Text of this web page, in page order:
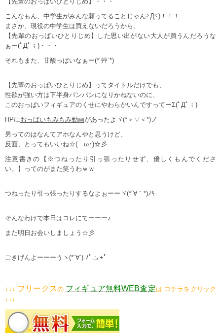
こんなもん、中学生がみんな願ってることじゃん≧Д≦)！！！
まさか、現役の中学生は買えないだろうから、
【先輩のおっぱいひとりじめ】した思い出がない大人が買うんだろうな
ぁー(ﾟДﾟ；)・・・
それもまた、甘酸っぱいなぁー(*´艸`*)
【先輩のおっぱいひとりじめ】ってタイトルだけでも、
性欲が強い方は下半身パンパンになりかねないのに、
このおっぱいフィギュアのくせにやわらかいんですってーΣ(ﾟДﾟ；)
HPに おっぱいもみもみ動画があったよヾ(*＞▽＜*)ノ
男ってのはなんてアホなんやと思うけど、
反面、とってもいいね☆(ゝω･)☆彡
注意書きの【※つねったり引っ張ったりせず、優しくもんでくださ
い。】ってのがまた笑うわｗｗ
つねったり引っ張ったりするなよぉーーヾ(*´∀｀*)ﾉｷ
そんなわけで本日はコレにてーーー♪
また明日お会いしましょう☆彡
ごきげんよーーーうヽ(*´∀`) ﾉﾟ.:｡+ﾟ
↓↓↓ フリークスの フィギュア無料WEB査定は コチラをクリック
↓↓↓